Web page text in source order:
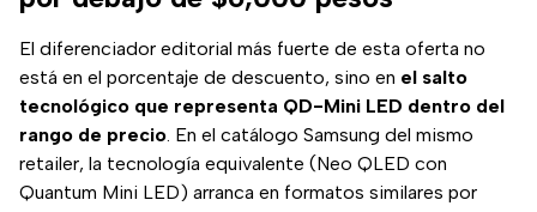
El diferenciador editorial más fuerte de esta oferta no
está en el porcentaje de descuento, sino en el salto
tecnológico que representa QD-Mini LED dentro del
rango de precio . En el catálogo Samsung del mismo
retailer, la tecnología equivalente (Neo QLED con
Quantum Mini LED) arranca en formatos similares por